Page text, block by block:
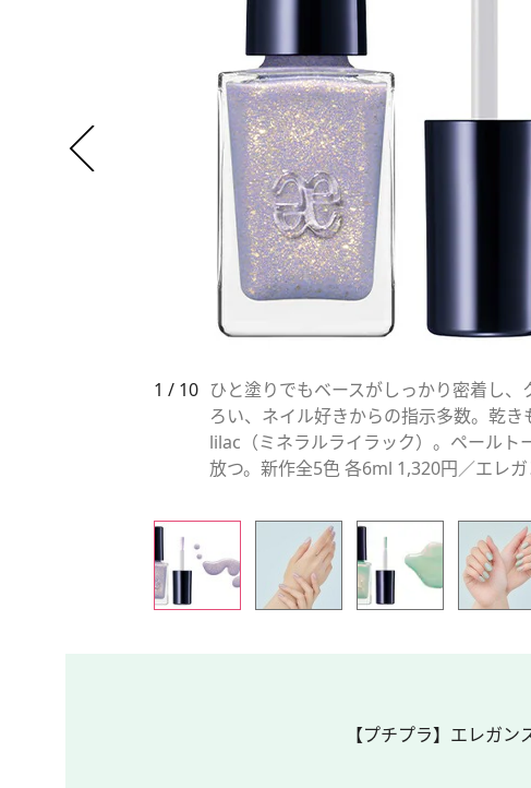
1 / 10 ひと塗りでもベースがしっかり密着し
ろい、ネイル好きからの指示多数。乾
lilac（ミネラルライラック）。ペールト
放つ。新作全5色 各6ml 1,320円／エレ
【プチプラ】エレガ